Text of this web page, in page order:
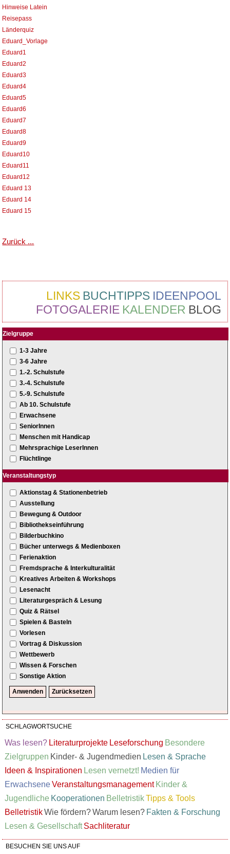
Hinweise Latein
Reisepass
Länderquiz
Eduard_Vorlage
Eduard1
Eduard2
Eduard3
Eduard4
Eduard5
Eduard6
Eduard7
Eduard8
Eduard9
Eduard10
Eduard11
Eduard12
Eduard 13
Eduard 14
Eduard 15
Zurück ...
IDEENPOOL
BUCHTIPPS
LINKS
BLOG
KALENDER
FOTOGALERIE
Zielgruppe
1-3 Jahre
3-6 Jahre
1.-2. Schulstufe
3.-4. Schulstufe
5.-9. Schulstufe
Ab 10. Schulstufe
Erwachsene
SeniorInnen
Menschen mit Handicap
Mehrsprachige LeserInnen
Flüchtlinge
Veranstaltungstyp
Aktionstag & Stationenbetrieb
Ausstellung
Bewegung & Outdoor
Bibliothekseinführung
Bilderbuchkino
Bücher unterwegs & Medienboxen
Ferienaktion
Fremdsprache & Interkulturalität
Kreatives Arbeiten & Workshops
Lesenacht
Literaturgespräch & Lesung
Quiz & Rätsel
Spielen & Basteln
Vorlesen
Vortrag & Diskussion
Wettbewerb
Wissen & Forschen
Sonstige Aktion
SCHLAGWORTSUCHE
Was lesen? Literaturprojekte Leseforschung Besondere
Zielgruppen Kinder- & Jugendmedien Lesen & Sprache
Ideen & Inspirationen Lesen vernetzt! Medien für
Erwachsene Veranstaltungsmanagement Kinder &
Jugendliche Kooperationen Belletristik Tipps & Tools
Belletristik Wie fördern? Warum lesen? Fakten & Forschung
Lesen & Gesellschaft Sachliteratur
BESUCHEN SIE UNS AUF